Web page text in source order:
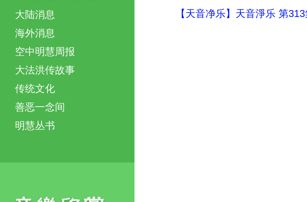
大陆消息
海外消息
空中明慧周报
大法洪传故事
传统文化
善恶一念间
明慧丛书
【天音净乐】天音淨乐 第313